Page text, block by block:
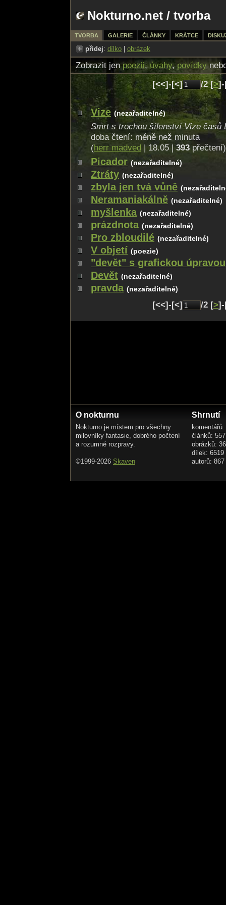
Nokturno.net / tvorba
TVORBA GALERIE ČLÁNKY KRÁTCE
přidej: dílko obrázek
Zobrazit jenpoezii,úvahy,povídky
[<<]-[<]
/2 [>
Vize (nezařaditelné)
Smrt s trochou šílenství Vize časů
doba čtení: méně než minuta
(herr madved | 18.05 | 393
Picador (nezařaditelné)
Ztráty (nezařaditelné)
zbyla jen tvá vůně
Neramaniakálně (nezařaditelné)
myšlenka (nezařaditelné)
prázdnota (nezařaditelné)
Pro zbloudilé (nezařaditelné)
V objetí (poezie)
"devět" s grafickou úpravou
Devět (nezařaditelné)
pravda (nezařaditelné)
[<<]-[<] /2 [>
O nokturnu
Nokturno je místem pro všechny
milovníky fantasie, dobrého počtení
a rozumné rozpravy.
©1999-2026 Skaven
Shrnutí
článků: 557
obrázků:
dílek: 6519
autorů: 867